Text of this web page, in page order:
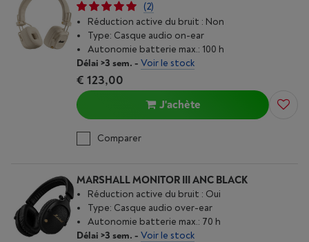
(2)
Réduction active du bruit : Non
Type: Casque audio on-ear
Autonomie batterie max.: 100 h
Délai >3 sem. - Voir le stock
€ 123,00
J'achète
Comparer
MARSHALL MONITOR III ANC BLACK
Réduction active du bruit : Oui
Type: Casque audio over-ear
Autonomie batterie max.: 70 h
Délai >3 sem. - Voir le stock